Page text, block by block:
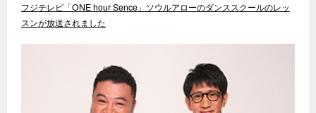
フジテレビ「ONE hour Sence」ソウルアローのダンススクールのレッ
スンが放送されました